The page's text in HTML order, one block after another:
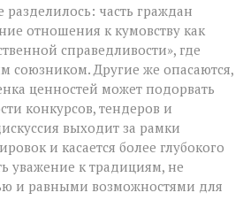
часть граждан
отношения к кумовству как
справедливости», где
союзником. Другие же опасаются,
ценностей может подорвать
конкурсов, тендеров и
выходит за рамки
и касается более глубокого
уважение к традициям, не
и равными возможностями для